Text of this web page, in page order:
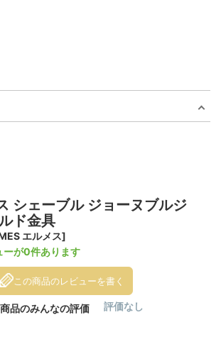
シェーブル ジョーヌブルジ
ド金具
エルメス]
ーが0件あります
この商品のレビューを書く
品のみんなの評価 評価なし